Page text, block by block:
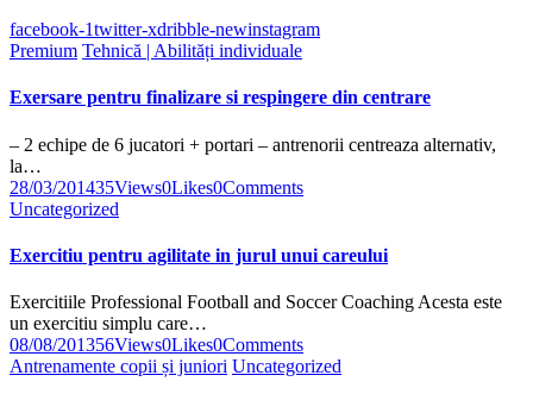
facebook-1twitter-xdribble-newinstagram
Premium Tehnică | Abilități individuale
Exersare pentru finalizare si respingere din centrare
– 2 echipe de 6 jucatori + portari – antrenorii centreaza alternativ,
la…
28/03/201435Views0Likes0Comments
Uncategorized
Exercitiu pentru agilitate in jurul unui careului
Exercitiile Professional Football and Soccer Coaching Acesta este
un exercitiu simplu care…
08/08/201356Views0Likes0Comments
Antrenamente copii și juniori Uncategorized